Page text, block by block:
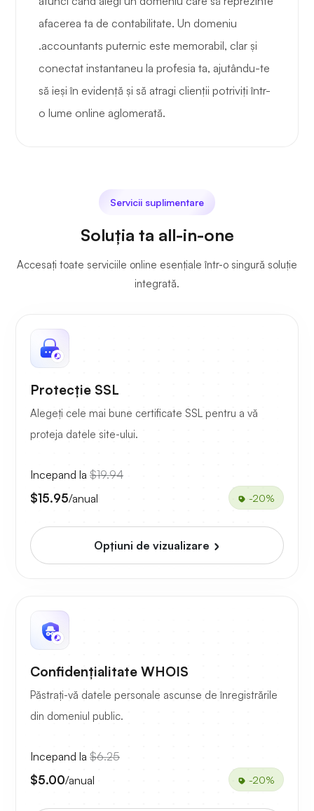
afacerea ta de contabilitate. Un domeniu
.accountants puternic este memorabil, clar și
conectat instantaneu la profesia ta, ajutându-te
să ieși în evidență și să atragi clienții potriviți într-
o lume online aglomerată.
Servicii suplimentare
Soluția ta all-in-one
Accesați toate serviciile online esențiale într-o singură soluție
integrată.
Protecție SSL
Alegeți cele mai bune certificate SSL pentru a vă
proteja datele site-ului.
Incepand la $19.94
$15.95/anual -20%
Opțiuni de vizualizare
Confidențialitate WHOIS
Păstrați-vă datele personale ascunse de înregistrările
din domeniul public.
Incepand la $6.25
$5.00/anual -20%